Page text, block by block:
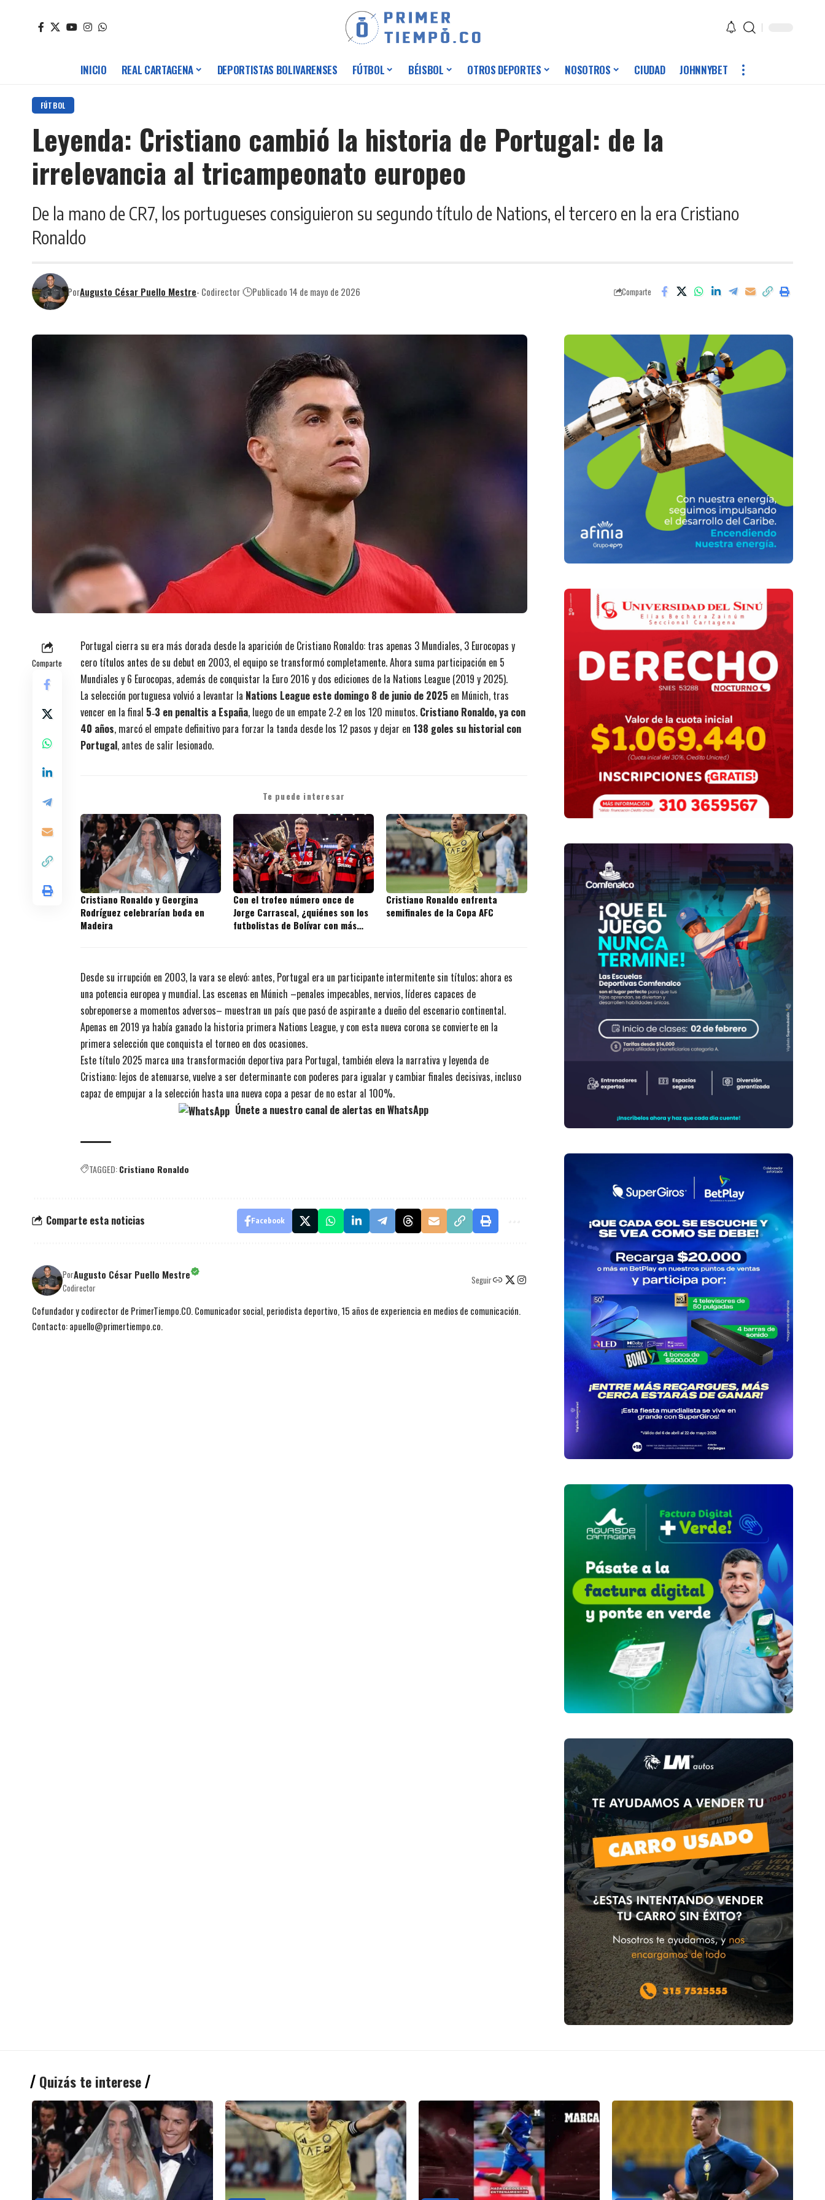
INICIO REAL CARTAGENA DEPORTISTAS BOLIVARENSES FÚTBOL BÉISBOL OTROS DEPORTES NOSOTROS CIUDAD JOHNNYBET
FÚTBOL
Leyenda: Cristiano cambió la historia de Portugal: de la
irrelevancia al tricampeonato europeo
De la mano de CR7, los portugueses consiguieron su segundo título de Nations, el tercero en la era Cristiano
Ronaldo
PorAugusto César Puello Mestre- Codirector Publicado 14 de mayo de 2026 Comparte
Comparte
Portugal cierra su era más dorada desde la aparición de Cristiano Ronaldo: tras apenas 3 Mundiales, 3 Eurocopas y
cero títulos antes de su debut en 2003, el equipo se transformó completamente. Ahora suma participación en 5
Mundiales y 6 Eurocopas, además de conquistar la Euro 2016 y dos ediciones de la Nations League (2019 y 2025).
La selección portuguesa volvió a levantar la Nations League este domingo 8 de junio de 2025 en Múnich, tras
vencer en la final 5‑3 en penaltis a España, luego de un empate 2‑2 en los 120 minutos. Cristiano Ronaldo, ya con
40 años, marcó el empate definitivo para forzar la tanda desde los 12 pasos y dejar en 138 goles su historial con
Portugal, antes de salir lesionado.
Te puede interesar
Cristiano Ronaldo y Georgina
Rodríguez celebrarían boda en
Madeira
Con el trofeo número once de
Jorge Carrascal, ¿quiénes son los
futbolistas de Bolívar con más
Cristiano Ronaldo enfrenta
semifinales de la Copa AFC
Desde su irrupción en 2003, la vara se elevó: antes, Portugal era un participante intermitente sin títulos; ahora es
una potencia europea y mundial. Las escenas en Múnich –penales impecables, nervios, líderes capaces de
sobreponerse a momentos adversos– muestran un país que pasó de aspirante a dueño del escenario continental.
Apenas en 2019 ya había ganado la historia primera Nations League, y con esta nueva corona se convierte en la
primera selección que conquista el torneo en dos ocasiones.
Este título 2025 marca una transformación deportiva para Portugal, también eleva la narrativa y leyenda de
Cristiano: lejos de atenuarse, vuelve a ser determinante con poderes para igualar y cambiar finales decisivas, incluso
capaz de empujar a la selección hasta una nueva copa a pesar de no estar al 100%.
Únete a nuestro canal de alertas en WhatsApp
TAGGED:Cristiano Ronaldo
Comparte esta noticias Facebook
PorAugusto César Puello Mestre
Codirector
Seguir
Cofundador y codirector de PrimerTiempo.CO. Comunicador social, periodista deportivo, 15 años de experiencia en medios de comunicación.
Contacto: apuello@primertiempo.co.
Quizás te interese